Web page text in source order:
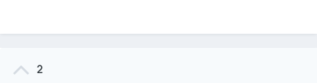
2